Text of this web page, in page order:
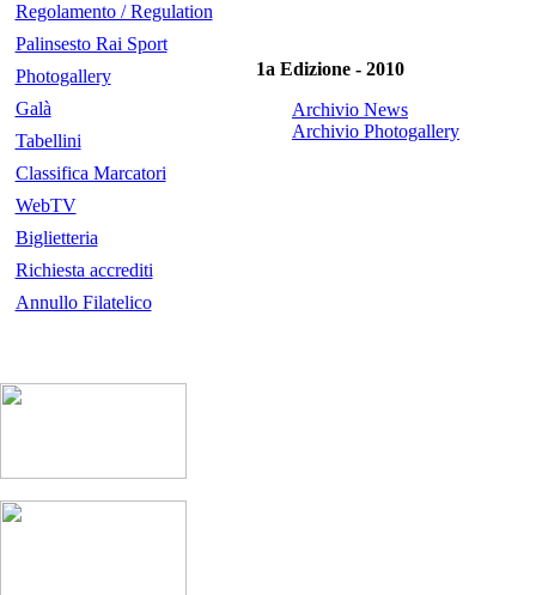
Regolamento / Regulation
Palinsesto Rai Sport
Photogallery
Galà
Tabellini
Classifica Marcatori
WebTV
Biglietteria
Richiesta accrediti
Annullo Filatelico
1a Edizione - 2010
Archivio News
Archivio Photogallery